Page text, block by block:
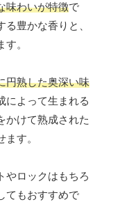
味わいが特徴で
豊かな香りと、
。
円熟した奥深い味
によって生まれる
かけて熟成された
す。
やロックはもちろ
てもおすすめで